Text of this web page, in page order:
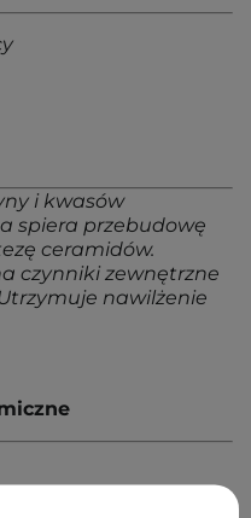
i kwasów
spiera przebudowę
ceramidów.
czynniki zewnętrzne
nawilżenie